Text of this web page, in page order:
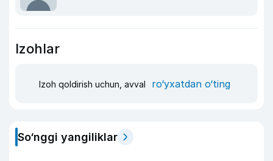
Izohlar
Izoh qoldirish uchun, avval ro‘yxatdan o‘ting
So‘nggi yangiliklar